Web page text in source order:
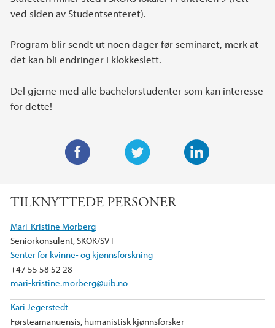
ved siden av Studentsenteret).
Program blir sendt ut noen dager før seminaret, merk at
det kan bli endringer i klokkeslett.
Del gjerne med alle bachelorstudenter som kan interesse
for dette!
i
b
o
k
TILKNYTTEDE PERSONER
Mari-Kristine Morberg
Seniorkonsulent, SKOK/SVT
Senter for kvinne- og kjønnsforskning
+47 55 58 52 28
mari-kristine.morberg@uib.no
Kari Jegerstedt
Førsteamanuensis, humanistisk kjønnsforsker